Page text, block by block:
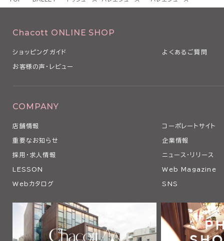
Chacott ONLINE SHOP
ショッピングガイド よくあるご質問
お客様の声・レビュー
COMPANY
店舗情報 コーポレートサイト
重要なお知らせ 企業情報
採用・求人情報 ニュース・リリース
LESSON Web Magazine
Webカタログ SNS